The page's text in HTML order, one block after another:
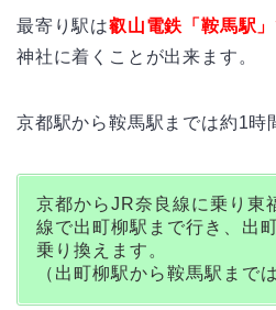
最寄り駅は叡山電鉄「鞍馬駅
神社に着くことが出来ます。
京都駅から鞍馬駅までは約1時
京都からJR奈良線に乗り東
線で出町柳駅まで行き、出
乗り換えます。
（出町柳駅から鞍馬駅まで